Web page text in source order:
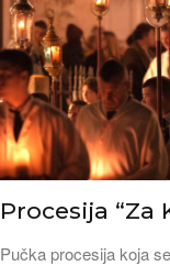
Procesija “Za
Pučka procesija koja